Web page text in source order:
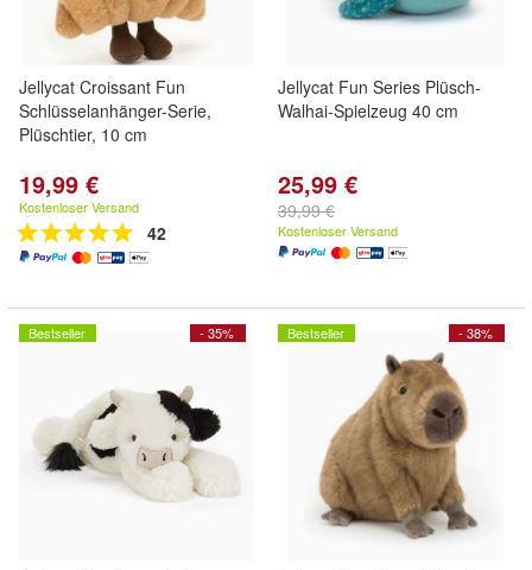
Jellycat Croissant Fun
Schlüsselanhänger-Serie,
Plüschtier, 10 cm
19,99 €
Kostenloser Versand
42
Jellycat Fun Series Plüsch-
Walhai-Spielzeug 40 cm
25,99 €
39,99 €
Kostenloser Versand
- 35%
Bestseller - 38%
Bestseller